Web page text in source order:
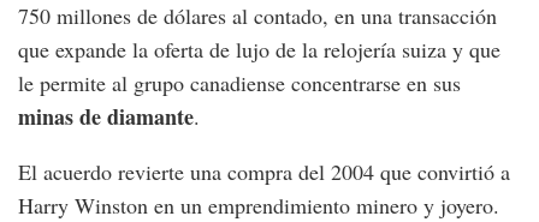
750 millones de dólares al contado, en una transacción
que expande la oferta de lujo de la relojería suiza y que
le permite al grupo canadiense concentrarse en sus
minas de diamante.
El acuerdo revierte una compra del 2004 que convirtió a
Harry Winston en un emprendimiento minero y joyero.